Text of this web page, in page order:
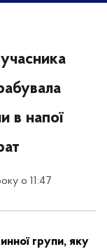
в напої
о 11:47
групи, яку